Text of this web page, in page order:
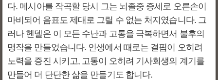
다. 메시아를 작곡할 당시 그는 뇌졸중 증세로 오른손이
마비되어 음표도 제대로 그릴 수 없는 처지였습니다. 그
러나 헨델은 이 모든 수난과 고통을 극복하면서 불후의
명작을 만들었습니다. 인생에서 때로는 결핍이 오히려
노력을 증진 시키고, 고통이 오히려 기사회생의 계기를
만들어 더 단단한 삶을 만들기도 합니다.